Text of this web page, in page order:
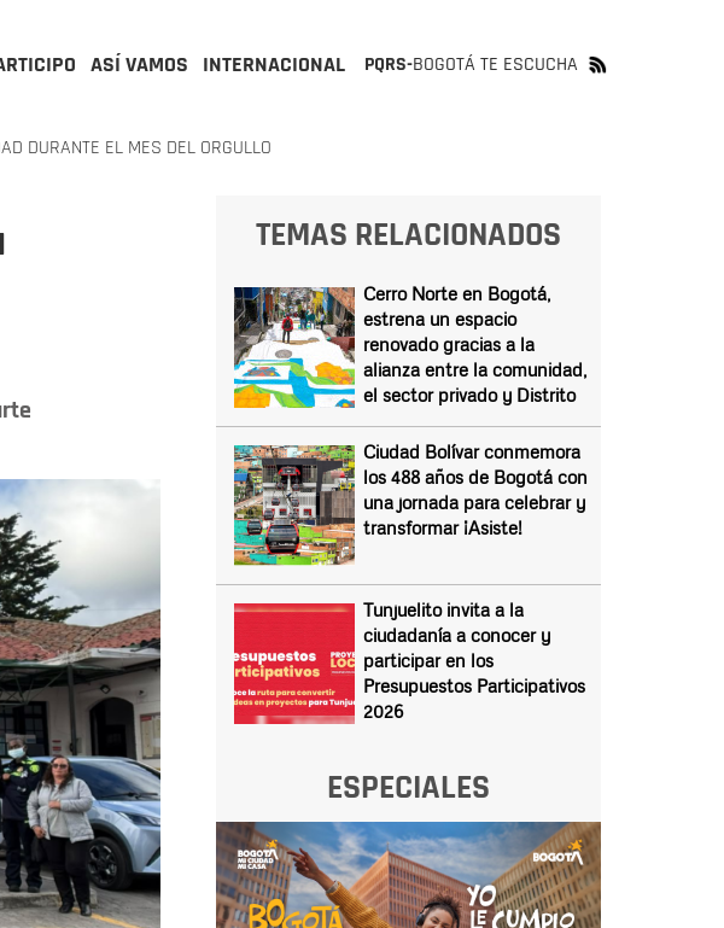
ASÍ VAMOS INTERNACIONAL PQRS-BOGOTÁ TE ESCUCHA
DURANTE EL MES DEL ORGULLO
TEMAS RELACIONADOS
Cerro Norte en Bogotá,
estrena un espacio
renovado gracias a la
alianza entre la comunidad,
el sector privado y Distrito
Ciudad Bolívar conmemora
los 488 años de Bogotá con
una jornada para celebrar y
transformar ¡Asiste!
Tunjuelito invita a la
ciudadanía a conocer y
participar en los
Presupuestos Participativos
2026
ESPECIALES